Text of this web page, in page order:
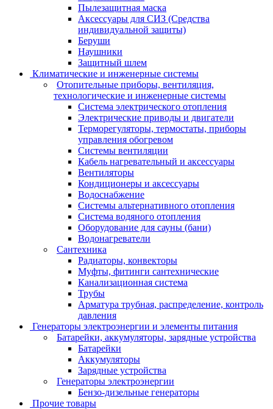
Пылезащитная маска
Аксессуары для СИЗ (Средства
индивидуальной защиты)
Беруши
Наушники
Защитный шлем
Климатические и инженерные системы
Отопительные приборы, вентиляция,
технологические и инженерные системы
Система электрического отопления
Электрические приводы и двигатели
Терморегуляторы, термостаты, приборы
управления обогревом
Системы вентиляции
Кабель нагревательный и аксессуары
Вентиляторы
Кондиционеры и аксессуары
Водоснабжение
Системы альтернативного отопления
Система водяного отопления
Оборудование для сауны (бани)
Водонагреватели
Сантехника
Радиаторы, конвекторы
Муфты, фитинги сантехнические
Канализационная система
Трубы
Арматура трубная, распределение, контроль
давления
Генераторы электроэнергии и элементы питания
Батарейки, аккумуляторы, зарядные устройства
Батарейки
Аккумуляторы
Зарядные устройства
Генераторы электроэнергии
Бензо-дизельные генераторы
Прочие товары